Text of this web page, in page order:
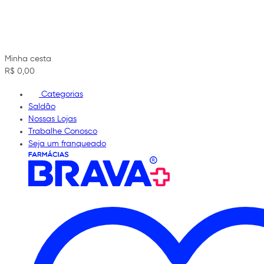
Minha cesta
R$ 0,00
Categorias
Saldão
Nossas Lojas
Trabalhe Conosco
Seja um franqueado